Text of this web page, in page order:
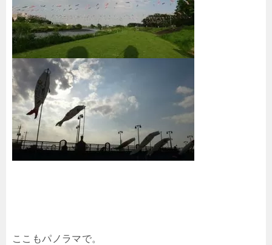
ここもパノラマで。